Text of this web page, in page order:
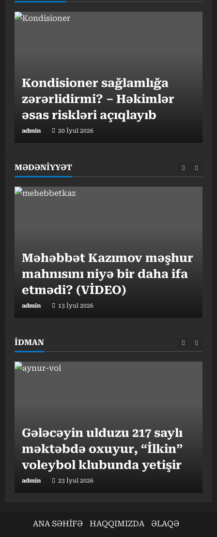
Kondisioner sağlamlığa
zərərlidirmi? – Həkimlər
əsas riskləri açıqlayıb
admin 20 İyul 2026
MƏDƏNİYYƏT
Məhəbbət Kazımov məşhur
mahnısını niyə bir daha ifa
etmədi? (VİDEO)
admin 13 İyul 2026
İDMAN
Gələcəyin ulduzu 217 saylı
məktəbdə oxuyur, “İlkin”
voleybol klubunda yetişir
admin 23 İyul 2026
ANA SƏHİFƏ HAQQIMIZDA ƏLAQƏ